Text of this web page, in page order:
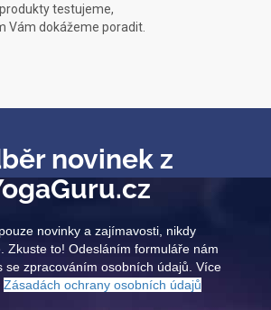
testujeme,
Vám dokážeme poradit.
novinek z
novinky a zajímavosti, nikdy
Zkuste to! Odesláním formuláře nám
se zpracováním osobních údajů. Více
Zásadách ochrany osobních údajů